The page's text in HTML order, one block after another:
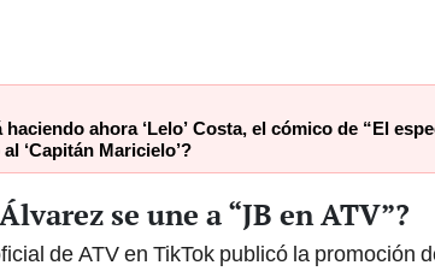
haciendo ahora ‘Lelo’ Costa, el cómico de “El
‘Capitán Maricielo’?
se une a “JB en ATV”?
de ATV en TikTok publicó la promoción